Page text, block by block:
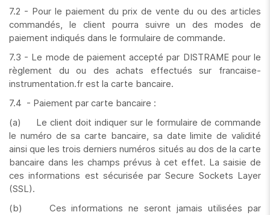
7.2 - Pour le paiement du prix de vente du ou des articles
commandés, le client pourra suivre un des modes de
paiement indiqués dans le formulaire de commande.
7.3 - Le mode de paiement accepté par DISTRAME pour le
règlement du ou des achats effectués sur francaise-
instrumentation.fr est la carte bancaire.
7.4 - Paiement par carte bancaire :
(a) Le client doit indiquer sur le formulaire de commande
le numéro de sa carte bancaire, sa date limite de validité
ainsi que les trois derniers numéros situés au dos de la carte
bancaire dans les champs prévus à cet effet. La saisie de
ces informations est sécurisée par Secure Sockets Layer
(SSL).
(b) Ces informations ne seront jamais utilisées par